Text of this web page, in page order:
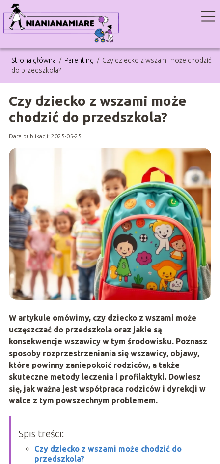
Strona główna / Parenting / Czy dziecko z wszami może chodzić
do przedszkola?
Czy dziecko z wszami może
chodzić do przedszkola?
Data publikacji: 2025-05-25
W artykule omówimy, czy dziecko z wszami może
uczęszczać do przedszkola oraz jakie są
konsekwencje wszawicy w tym środowisku. Poznasz
sposoby rozprzestrzeniania się wszawicy, objawy,
które powinny zaniepokoić rodziców, a także
skuteczne metody leczenia i profilaktyki. Dowiesz
się, jak ważna jest współpraca rodziców i dyrekcji w
walce z tym powszechnym problemem.
Spis treści:
Czy dziecko z wszami może chodzić do
przedszkola?